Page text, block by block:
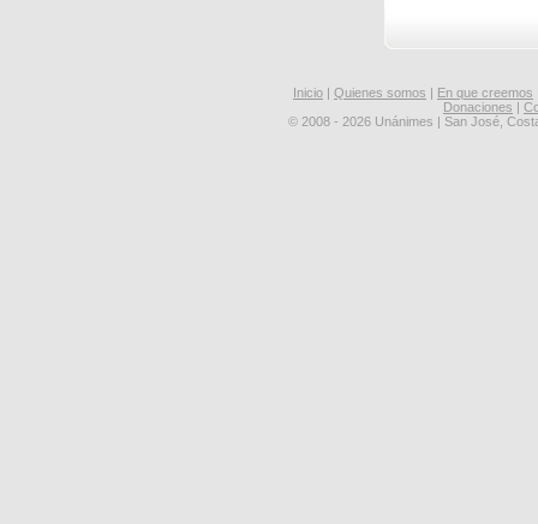
Inicio | Quienes somos | En que creemos
Donaciones |
© 2008 - 2026 Unánimes | San José,